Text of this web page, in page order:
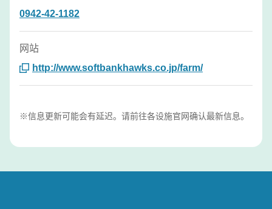
0942-42-1182
网站
http://www.softbankhawks.co.jp/farm/
※信息更新可能会有延迟。请前往各设施官网确认最新信息。